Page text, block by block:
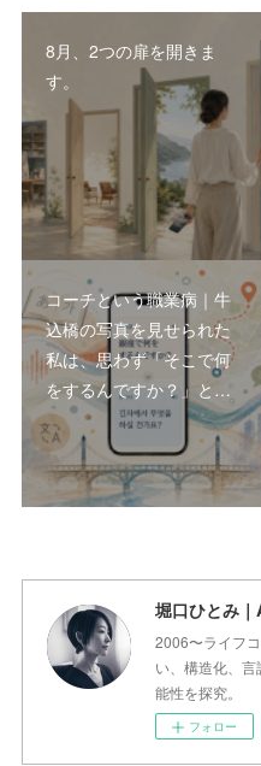
8月、2つの扉を開きま
す。
コーチという職業病｜牛
込橋の写真を見せられた
私は、思わず「そこで何
をするんですか？」と…
堀口ひとみ
2006〜ライフ
い、構造化、
能性を探究。
フォロー